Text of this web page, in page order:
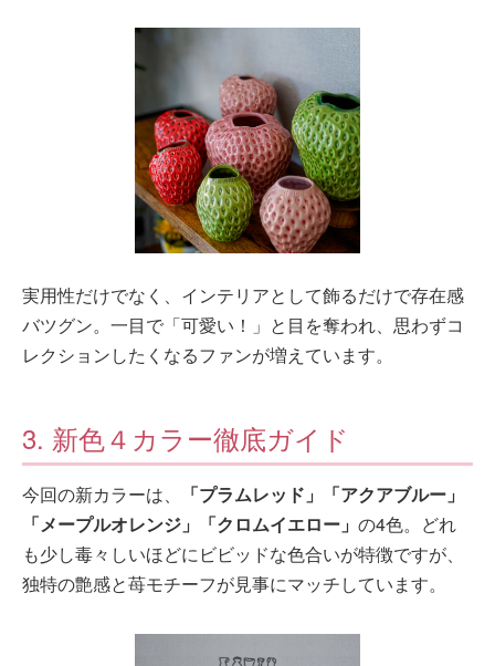
実用性だけでなく、インテリアとして飾るだけで存在感
バツグン。一目で「可愛い！」と目を奪われ、思わずコ
レクションしたくなるファンが増えています。
3. 新色４カラー徹底ガイド
今回の新カラーは、
「プラムレッド」「アクアブルー」
「メープルオレンジ」「クロムイエロー」 の4色。どれ
も少し毒々しいほどにビビッドな色合いが特徴ですが、
独特の艶感と苺モチーフが見事にマッチしています。